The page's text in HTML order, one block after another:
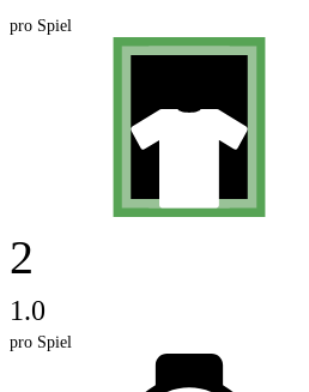
pro Spiel
2
1.0
pro Spiel